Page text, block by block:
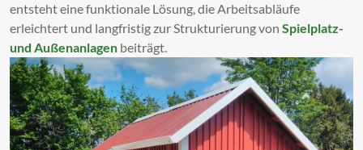
entsteht eine funktionale Lösung, die Arbeitsabläufe
erleichtert und langfristig zur Strukturierung von Spielplatz-
und Außenanlagen beiträgt.